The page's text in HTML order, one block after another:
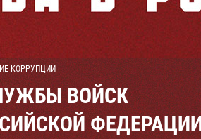
КОРРУПЦИИ
ВОЙСК